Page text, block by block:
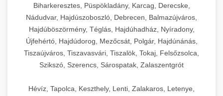
Biharkeresztes, Püspökladány, Karcag, Derecske,
Nádudvar, Hajdúszoboszló, Debrecen, Balmazújváros,
Hajdúböszörmény, Téglás, Hajdúhadház, Nyíradony,
Újfehértó, Hajdúdorog, Mezőcsát, Polgár, Hajdúnánás,
Tiszaújváros, Tiszavasvári, Tiszalök, Tokaj, Felsőzsolca,
Szikszó, Szerencs, Sárospatak, Zalaszentgrót
Hévíz, Tapolca, Keszthely, Lenti, Zalakaros, Letenye,